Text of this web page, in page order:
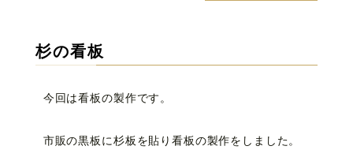
杉の看板
今回は看板の製作です。
市販の黒板に杉板を貼り看板の製作をしました。